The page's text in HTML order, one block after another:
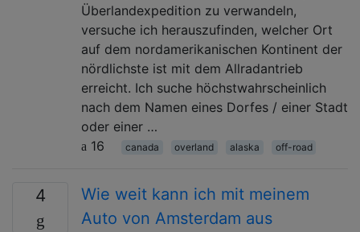
Überlandexpedition zu verwandeln,
versuche ich herauszufinden, welcher Ort
auf dem nordamerikanischen Kontinent der
nördlichste ist mit dem Allradantrieb
erreicht. Ich suche höchstwahrscheinlich
nach dem Namen eines Dorfes / einer Stadt
oder einer …
16
canada overland alaska off-road
4
Wie weit kann ich mit meinem
Auto von Amsterdam aus